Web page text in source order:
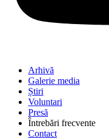
Arhivă
Galerie media
Știri
Voluntari
Presă
Întrebări frecvente
Contact